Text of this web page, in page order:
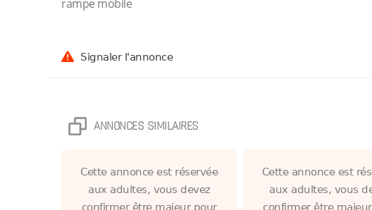
rampe mobile
Signaler l'annonce
ANNONCES SIMILAIRES
Cette annonce est réservée
aux adultes, vous devez
confirmer être majeur pour
Cette annonce est
aux adultes, vous
confirmer être